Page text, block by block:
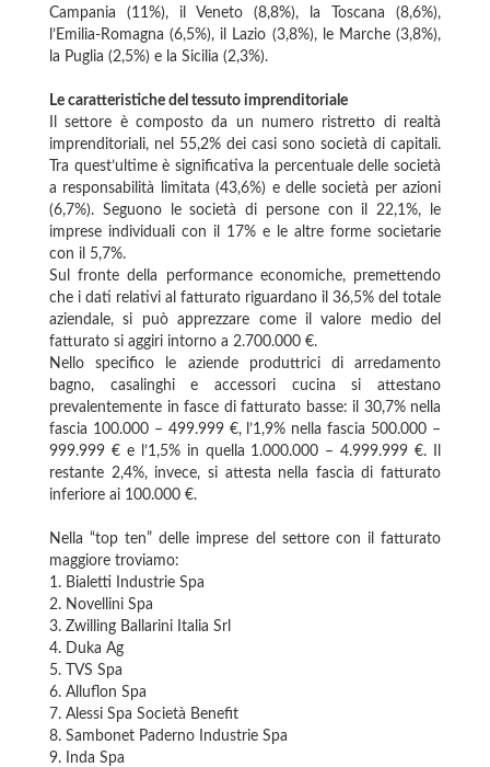
Campania (11%), il Veneto (8,8%), la Toscana (8,6%),
l’Emilia-Romagna (6,5%), il Lazio (3,8%), le Marche (3,8%),
la Puglia (2,5%) e la Sicilia (2,3%).
Le caratteristiche del tessuto imprenditoriale
Il settore è composto da un numero ristretto di realtà
imprenditoriali, nel 55,2% dei casi sono società di capitali.
Tra quest’ultime è significativa la percentuale delle società
a responsabilità limitata (43,6%) e delle società per azioni
(6,7%). Seguono le società di persone con il 22,1%, le
imprese individuali con il 17% e le altre forme societarie
con il 5,7%.
Sul fronte della performance economiche, premettendo
che i dati relativi al fatturato riguardano il 36,5% del totale
aziendale, si può apprezzare come il valore medio del
fatturato si aggiri intorno a 2.700.000 €.
Nello specifico le aziende produttrici di arredamento
bagno, casalinghi e accessori cucina si attestano
prevalentemente in fasce di fatturato basse: il 30,7% nella
fascia 100.000 – 499.999 €, l’1,9% nella fascia 500.000 –
999.999 € e l’1,5% in quella 1.000.000 – 4.999.999 €. Il
restante 2,4%, invece, si attesta nella fascia di fatturato
inferiore ai 100.000 €.
Nella “top ten” delle imprese del settore con il fatturato
maggiore troviamo:
1. Bialetti Industrie Spa
2. Novellini Spa
3. Zwilling Ballarini Italia Srl
4. Duka Ag
5. TVS Spa
6. Alluflon Spa
7. Alessi Spa Società Benefit
8. Sambonet Paderno Industrie Spa
9. Inda Spa